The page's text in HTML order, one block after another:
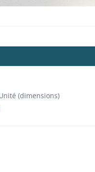
(dimensions)